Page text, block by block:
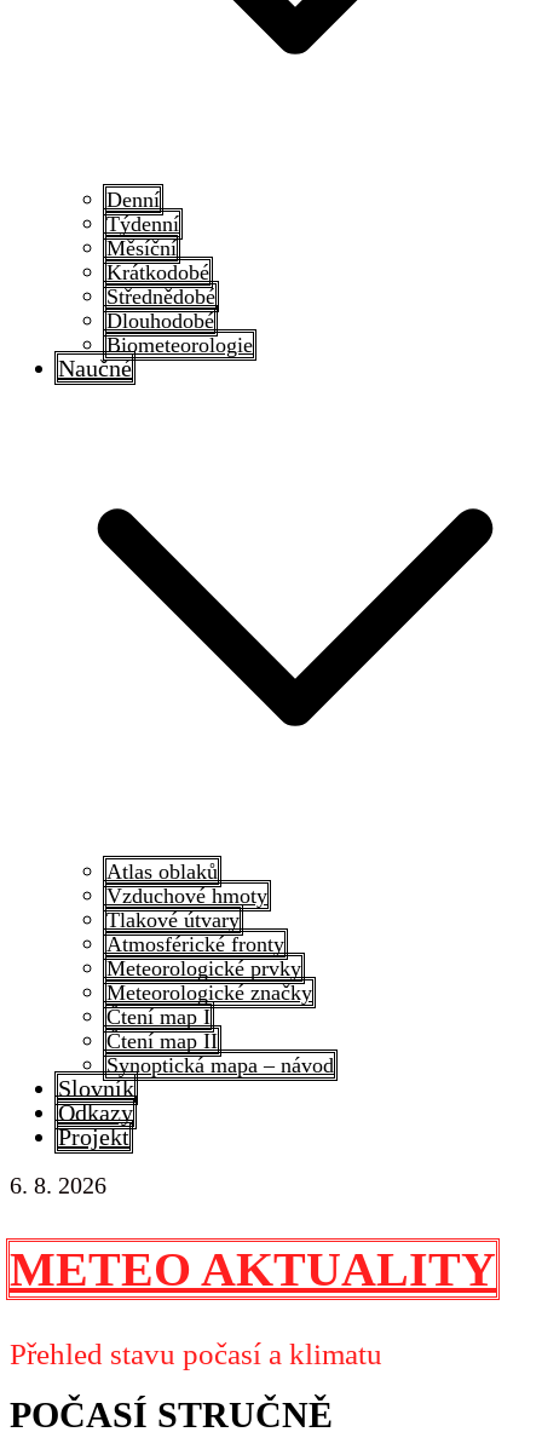
Denní
Týdenní
Měsíční
Krátkodobé
Střednědobé
Dlouhodobé
Biometeorologie
Naučné
Atlas oblaků
Vzduchové hmoty
Tlakové útvary
Atmosférické fronty
Meteorologické prvky
Meteorologické značky
Čtení map I
Čtení map II
Synoptická mapa – návod
Slovník
Odkazy
Projekt
6. 8. 2026
METEO AKTUALITY
Přehled stavu počasí a klimatu
POČASÍ STRUČNĚ